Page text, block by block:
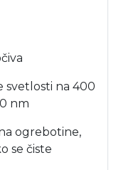
svetlosti na 400
nm
ogrebotine,
se čiste